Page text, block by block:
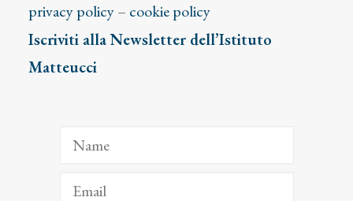
privacy policy– cookie policy
Iscriviti alla Newsletter dell’Istituto
Matteucci